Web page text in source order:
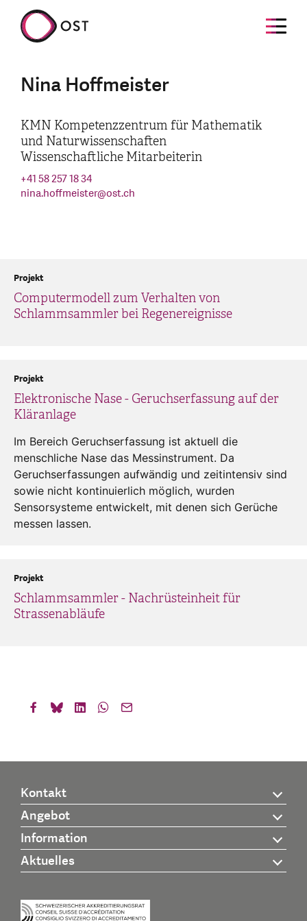
Nina Hoffmeister
KMN Kompetenzzentrum für Mathematik
und Naturwissenschaften
Wissenschaftliche Mitarbeiterin
+41 58 257 18 34
nina.hoffmeister@ost.ch
Computermodell zum Verhalten von
Schlammsammler bei Regenereignisse
Projekt
Elektronische Nase - Geruchserfassung auf der
Kläranlage
Projekt
Im Bereich Geruchserfassung ist aktuell die
menschliche Nase das Messinstrument. Da
Geruchserfassungen aufwändig und zeitintensiv sind
sowie nicht kontinuierlich möglich, wurden
Sensorsysteme entwickelt, mit denen sich Gerüche
messen lassen.
Schlammsammler - Nachrüsteinheit für
Strassenabläufe
Projekt
Kontakt
Angebot
Information
Aktuelles